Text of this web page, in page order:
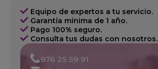
Equipo de expertos a tu servicio.
Garantía mínima de 1 año.
Pago 100% seguro.
Consulta tus dudas con nosotros.
976 25 59 91